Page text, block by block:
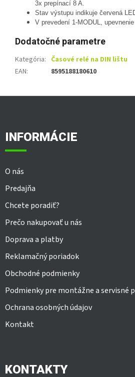
3x prepínací 8 A.
Stav výstupu indikuje červená
V prevedení 1-MODUL,
Dodatočné parametre
Kategória: Časové relé na DIN lištu
EAN: 8595188180610
INFORMÁCIE
O nás
Predajňa
Chcete poradiť?
Prečo nakupovať u nás
Doprava a platby
Reklamačný poriadok
Obchodné podmienky
Podmienky pre montážne a servisné
Ochrana osobných údajov
Kontakt
KONTAKTY